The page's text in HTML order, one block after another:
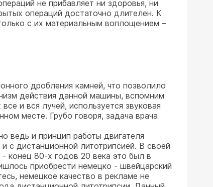
не прибавляет ни здоровья, ни
операций достаточно длителен. К
с их материальным воплощением –
дробления камней, что позволило
действия данной машины, вспомним
и вся лучей, используется звуковая
месте. Грубо говоря, задача врача
ведь и принцип работы двигателя
с дистанционной литотрипсией. В своей
конец 80-х годов 20 века это был в
приобрести немецко - швейцарский
немецкое качество в рекламе не